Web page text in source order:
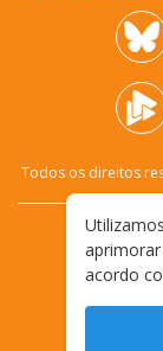
Todos os direitos
acordo